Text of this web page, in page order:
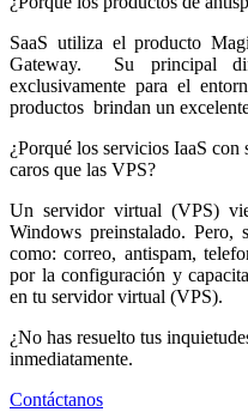
SaaS utiliza el producto
Gateway. Su principal
exclusivamente para el
productos brindan un
¿Porqué los servicios IaaS
caros que las VPS?
Un servidor virtual (VPS)
Windows preinstalado.
como: correo, antispam,
por la configuración y
en tu servidor virtual (VPS).
¿No has resuelto tus
inmediatamente.
Contáctanos